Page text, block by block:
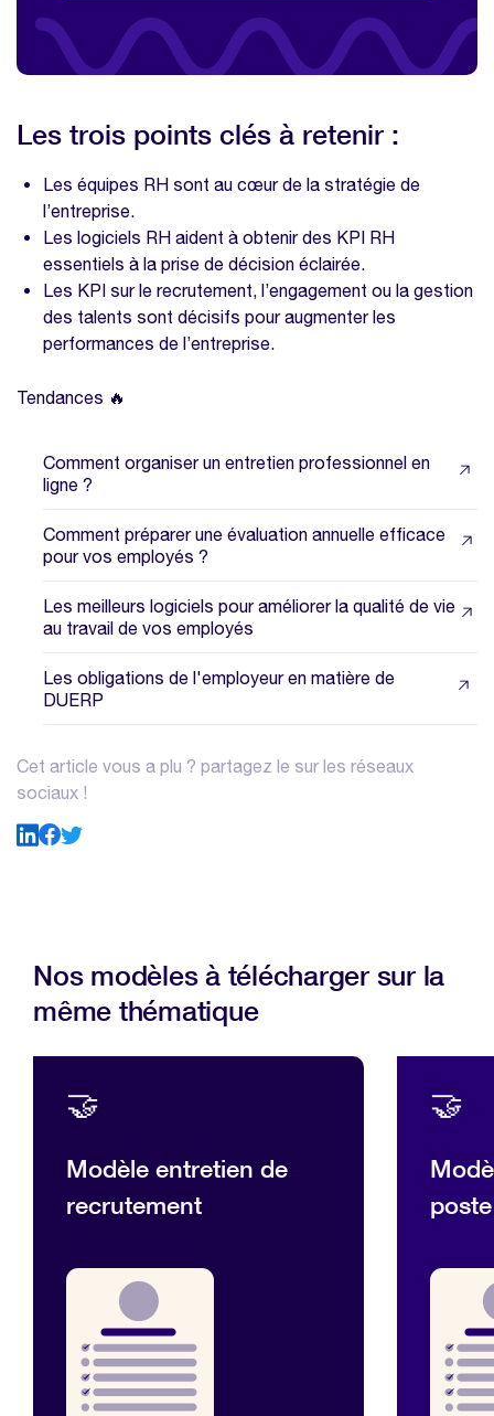
Les trois points clés à retenir :
Les équipes RH sont au cœur de la stratégie de
l’entreprise.
Les logiciels RH aident à obtenir des KPI RH
essentiels à la prise de décision éclairée.
Les KPI sur le recrutement, l’engagement ou la gestion
des talents sont décisifs pour augmenter les
performances de l’entreprise.
Tendances 🔥
Comment organiser un entretien professionnel en
ligne ?
Comment préparer une évaluation annuelle efficace
pour vos employés ?
Les meilleurs logiciels pour améliorer la qualité de vie
au travail de vos employés
Les obligations de l'employeur en matière de
DUERP
Cet article vous a plu ? partagez le sur les réseaux
sociaux !
Nos modèles à télécharger sur la
même thématique
🤝
Modèle entretien de
recrutement
🤝
poste